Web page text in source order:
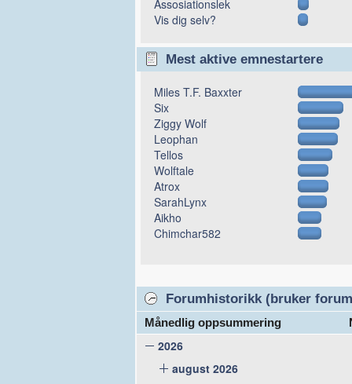
Assosiationslek
Vis dig selv?
Mest aktive emnestartere
Miles T.F. Baxxter
Six
Ziggy Wolf
Leophan
Tellos
Wolftale
Atrox
SarahLynx
Aikho
Chimchar582
Forumhistorikk (bruker
Månedlig oppsummering
2026
august 2026